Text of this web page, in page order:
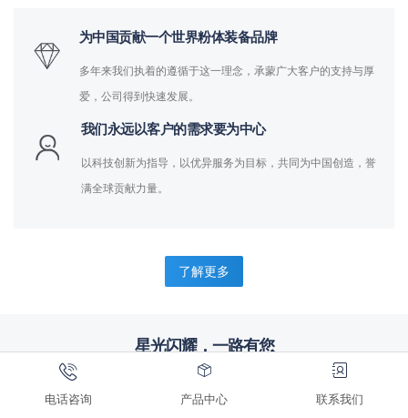
为中国贡献一个世界粉体装备品牌
多年来我们执着的遵循于这一理念，承蒙广大客户的支持与厚
爱，公司得到快速发展。
我们永远以客户的需求要为中心
以科技创新为指导，以优异服务为目标，共同为中国创造，誉
满全球贡献力量。
了解更多
星光闪耀，一路有您
电话咨询
产品中心 联系我们